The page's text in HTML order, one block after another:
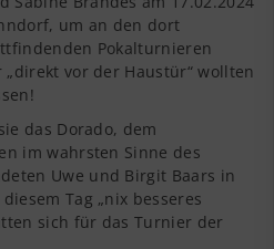
um an den dort
Pokalturnieren
vor der Haustür“ wollten
das Dorado, dem
im wahrsten Sinne des
Uwe und Birgit Baars in
Tag „nix besseres
sich für das Turnier der